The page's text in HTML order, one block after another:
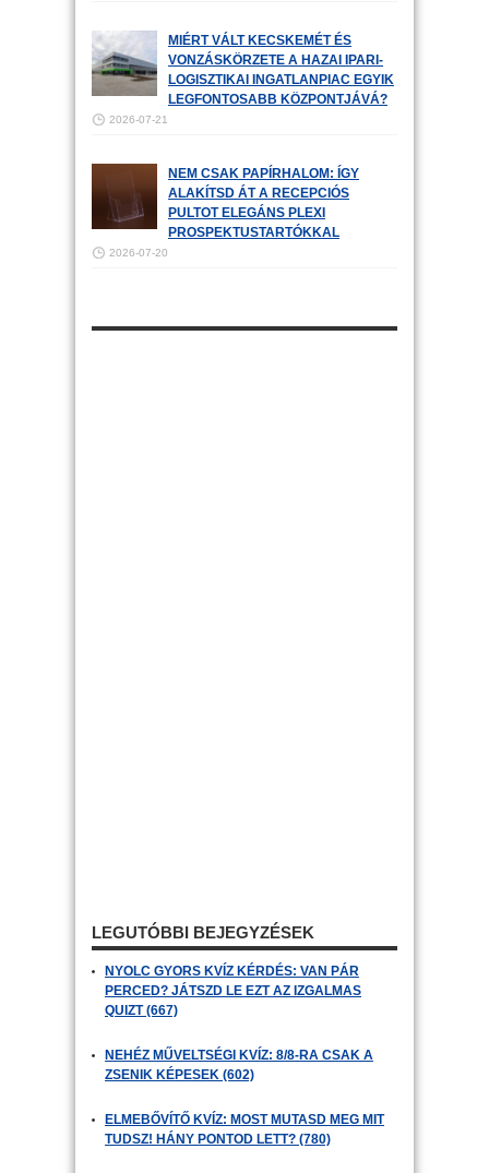
MIÉRT VÁLT KECSKEMÉT ÉS
VONZÁSKÖRZETE A HAZAI IPARI-
LOGISZTIKAI INGATLANPIAC EGYIK
LEGFONTOSABB KÖZPONTJÁVÁ?
2026-07-21
NEM CSAK PAPÍRHALOM: ÍGY
ALAKÍTSD ÁT A RECEPCIÓS
PULTOT ELEGÁNS PLEXI
PROSPEKTUSTARTÓKKAL
2026-07-20
LEGUTÓBBI BEJEGYZÉSEK
NYOLC GYORS KVÍZ KÉRDÉS: VAN PÁR
PERCED? JÁTSZD LE EZT AZ IZGALMAS
QUIZT (667)
NEHÉZ MŰVELTSÉGI KVÍZ: 8/8-RA CSAK A
ZSENIK KÉPESEK (602)
ELMEBŐVÍTŐ KVÍZ: MOST MUTASD MEG MIT
TUDSZ! HÁNY PONTOD LETT? (780)